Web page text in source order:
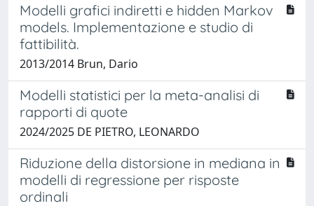
Modelli grafici indiretti e hidden Markov
models. Implementazione e studio di
fattibilità.
2013/2014 Brun, Dario
Modelli statistici per la meta-analisi di
rapporti di quote
2024/2025 DE PIETRO, LEONARDO
Riduzione della distorsione in mediana in
modelli di regressione per risposte
ordinali